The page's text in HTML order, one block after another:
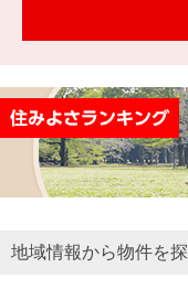
用
物
件
を
す
金額
試算
売却向け
（電子ブ
ック版）
地域情報から物件を